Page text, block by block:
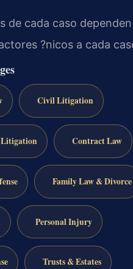
de cada caso
?nicos a cada
Civil Litigation
Contract Law
Family Law & Divorce
Personal Injury
Trusts & Estates